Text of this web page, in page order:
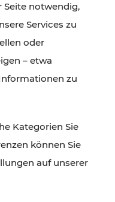
und Fahrplan-
erreichbar.
Seite notwendig,
Services zu
oder
– etwa
zu
Kategorien Sie
können Sie
auf unserer